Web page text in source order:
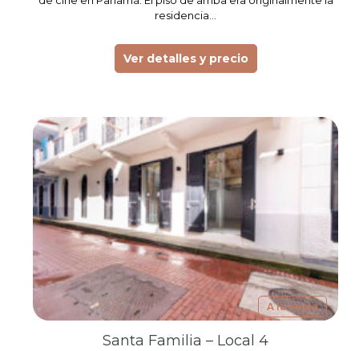
residencia…
Ver detalles y precio
A la Venta
Santa Familia – Local 4